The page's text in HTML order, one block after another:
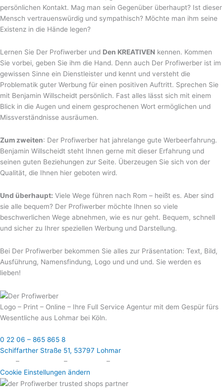
persönlichen Kontakt. Mag man sein Gegenüber überhaupt? Ist dieser
Mensch vertrauenswürdig und sympathisch? Möchte man ihm seine
Existenz in die Hände legen?
Lernen Sie Der Profiwerber und Den KREATIVEN kennen. Kommen
Sie vorbei, geben Sie ihm die Hand. Denn auch Der Profiwerber ist im
gewissen Sinne ein Dienstleister und kennt und versteht die
Problematik guter Werbung für einen positiven Auftritt. Sprechen Sie
mit Benjamin Willscheidt persönlich. Fast alles lässt sich mit einem
Blick in die Augen und einem gesprochenen Wort ermöglichen und
Missverständnisse ausräumen.
Zum zweiten: Der Profiwerber hat jahrelange gute Werbeerfahrung.
Benjamin Willscheidt steht Ihnen gerne mit dieser Erfahrung und
seinen guten Beziehungen zur Seite. Überzeugen Sie sich von der
Qualität, die Ihnen hier geboten wird.
Und überhaupt: Viele Wege führen nach Rom – heißt es. Aber sind
sie alle bequem? Der Profiwerber möchte Ihnen so viele
beschwerlichen Wege abnehmen, wie es nur geht. Bequem, schnell
und sicher zu Ihrer speziellen Werbung und Darstellung.
Bei Der Profiwerber bekommen Sie alles zur Präsentation: Text, Bild,
Ausführung, Namensfindung, Logo und und und. Sie werden es
lieben!
Logo – Print – Online – Ihre Full Service Agentur mit dem Gespür fürs
Wesentliche aus Lohmar bei Köln.
0 22 06 – 865 865 8
Schiffarther Straße 51, 53797 Lohmar
– – –
Cookie Einstellungen ändern